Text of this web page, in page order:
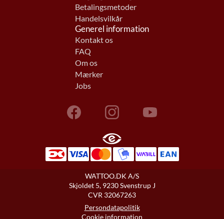
Betalingsmetoder
Handelsvilkår
Generel information
Kontakt os
FAQ
Om os
Mærker
Jobs
WATTOO.DK A/S
Skjoldet 5, 9230 Svenstrup J
CVR 32067263
Persondatapolitik
Cookie information